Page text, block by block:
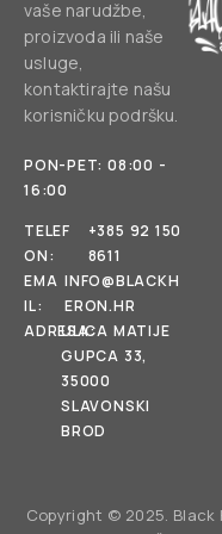
vaše narudžbe,
proizvoda ili naše
usluge,
kontaktirajte našu
korisničku podršku.
PON-PET: 08:00 -
16:00
TELEF
ON:
+385 92 150
8611
EMA
IL:
INFO@BLACKH
ERON.HR
ADRESA:ULICA MATIJE
GUPCA 33,
35000
SLAVONSKI
BROD
Copyright © 2025.